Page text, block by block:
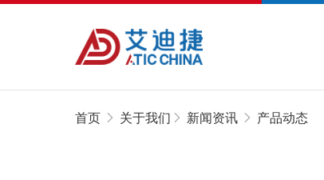
首页 关于我们 新闻资讯 产品动态